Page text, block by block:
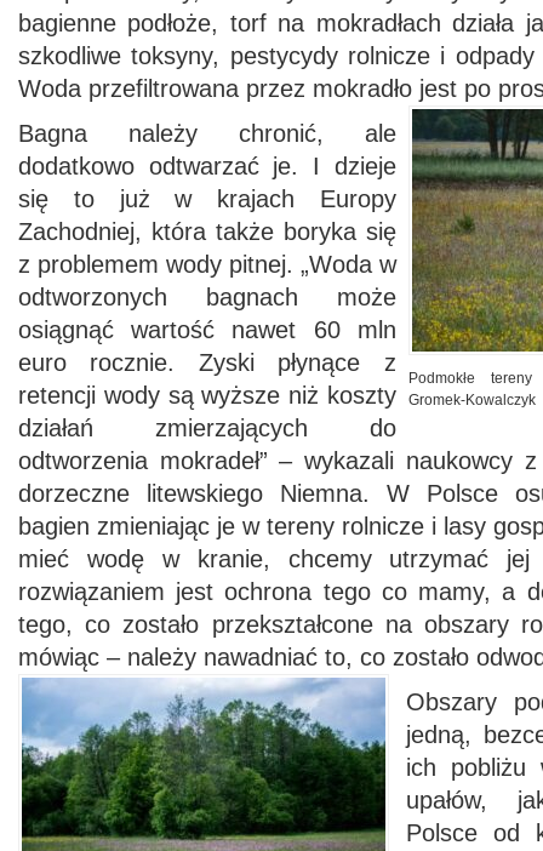
bagienne podłoże, torf na mokradłach działa
szkodliwe toksyny, pestycydy rolnicze i odpady
Woda przefiltrowana przez mokradło jest po
Podmokłe
Gromek-Kowalczyk
Bagna należy chronić, ale
dodatkowo odtwarzać je. I dzieje
się to już w krajach Europy
Zachodniej, która także boryka się
z problemem wody pitnej. „Woda w
odtworzonych bagnach może
osiągnąć wartość nawet 60 mln
euro rocznie. Zyski płynące z
retencji wody są wyższe niż koszty
działań zmierzających do
odtworzenia mokradeł” – wykazali naukowcy
dorzeczne litewskiego Niemna. W Polsce
bagien zmieniając je w tereny rolnicze i lasy
mieć wodę w kranie, chcemy utrzymać jej
rozwiązaniem jest ochrona tego co mamy, a
tego, co zostało przekształcone na obszary
mówiąc – należy nawadniać to, co zostało
Obszary
jedną,
ich pobliżu
upałów,
Polsce od